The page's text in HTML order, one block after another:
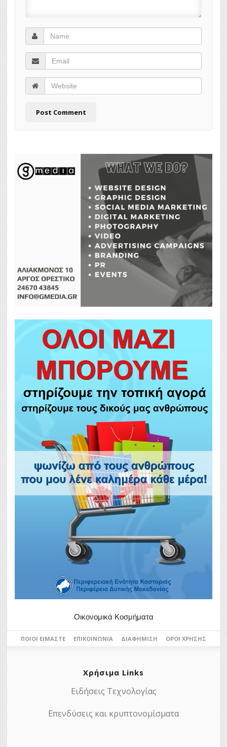
Οικονομικά Κοσμήματα
ΠΟΙΟΙ ΕΊΜΑΣΤΕ ΕΠΙΚΟΙΝΩΝΊΑ ΔΙΑΦΉΜΙΣΗ ΌΡΟΙ ΧΡΉΣΗΣ
Χρήσιμα Links
Ειδήσεις Τεχνολογίας
Επενδύσεις και κρυπτονομίσματα